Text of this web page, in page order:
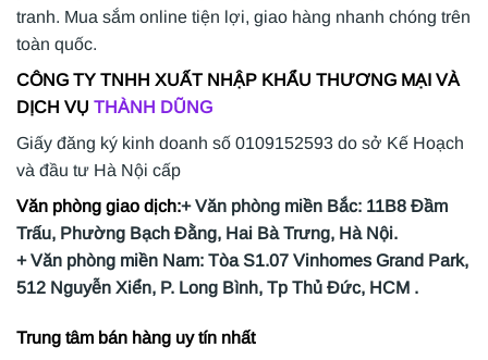
tranh. Mua sắm online tiện lợi, giao hàng nhanh chóng trên
toàn quốc.
CÔNG TY TNHH XUẤT NHẬP KHẨU THƯƠNG MẠI VÀ
DỊCH VỤ THÀNH DŨNG
Giấy đăng ký kinh doanh số 0109152593 do sở Kế Hoạch
và đầu tư Hà Nội cấp
Văn phòng giao dịch:+ Văn phòng miền Bắc: 11B8 Đầm
Trấu, Phường Bạch Đằng, Hai Bà Trưng, Hà Nội.
+ Văn phòng miền Nam: Tòa S1.07 Vinhomes Grand Park,
512 Nguyễn Xiển, P. Long Bình, Tp Thủ Đức, HCM .
Trung tâm bán hàng uy tín nhất